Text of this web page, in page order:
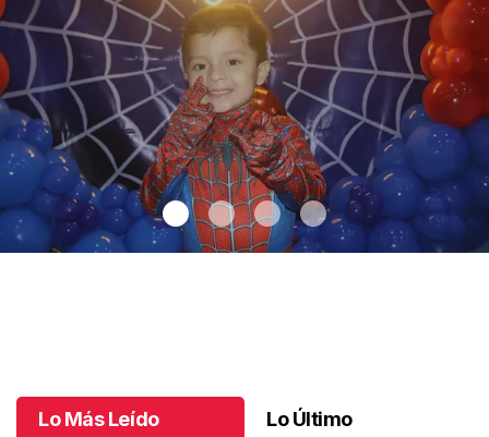
Lo Más Leído Lo Último